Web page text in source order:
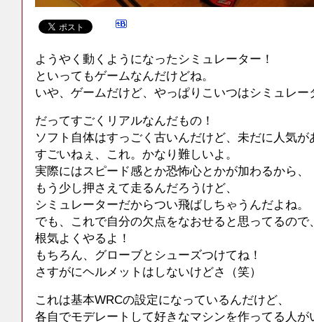
ようやく動くようになったシミュレーター！
といってもゲームなんだけどね。
いや、ゲームだけど、やっぱりこいつはシミュレー
だってすごくリアルなんだもの！
ソフト自体はすっごく古いんだけど、未だに人気
すごいねぇ、これ。かなり難しいよ。
実際にはスピード感とか恐怖心とかが加わるから、
もう少し押さえて走るんだろうけど、
シミュレーターだからつい飛ばしちゃうんだよね。
でも、これで自分の欠点をなおせると思ってるので
根気よくやるよ！
もちろん、グローブとシューズつけてね！
さすがにヘルメットはしないけどさ（笑）
これは基本WRCの設定になっているんだけど、
各自でモデレートして好きなマシンを作ってる人が